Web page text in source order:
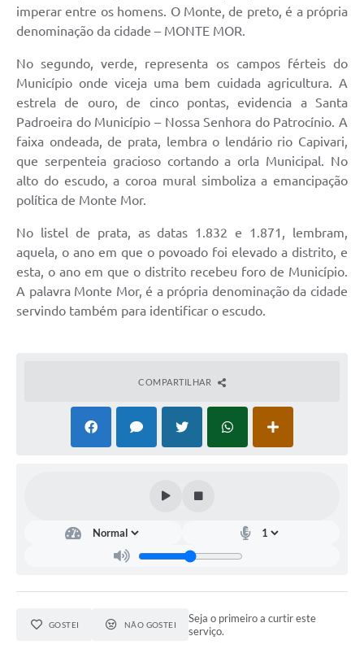
imperar entre os homens. O Monte, de preto, é a própria
denominação da cidade – MONTE MOR.
No segundo, verde, representa os campos férteis do
Município onde viceja uma bem cuidada agricultura. A
estrela de ouro, de cinco pontas, evidencia a Santa
Padroeira do Município – Nossa Senhora do Patrocínio. A
faixa ondeada, de prata, lembra o lendário rio Capivari,
que serpenteia gracioso cortando a orla Municipal. No
alto do escudo, a coroa mural simboliza a emancipação
política de Monte Mor.
No listel de prata, as datas 1.832 e 1.871, lembram,
aquela, o ano em que o povoado foi elevado a distrito, e
esta, o ano em que o distrito recebeu foro de Município.
A palavra Monte Mor, é a própria denominação da cidade
servindo também para identificar o escudo.
COMPARTILHAR
GOSTEI NÃO GOSTEI
Seja o primeiro a curtir este
serviço.